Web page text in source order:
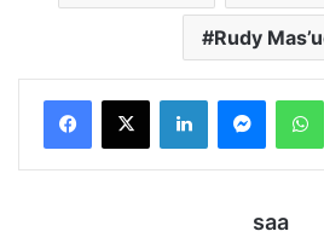
Rudy
LinkedIn
saa